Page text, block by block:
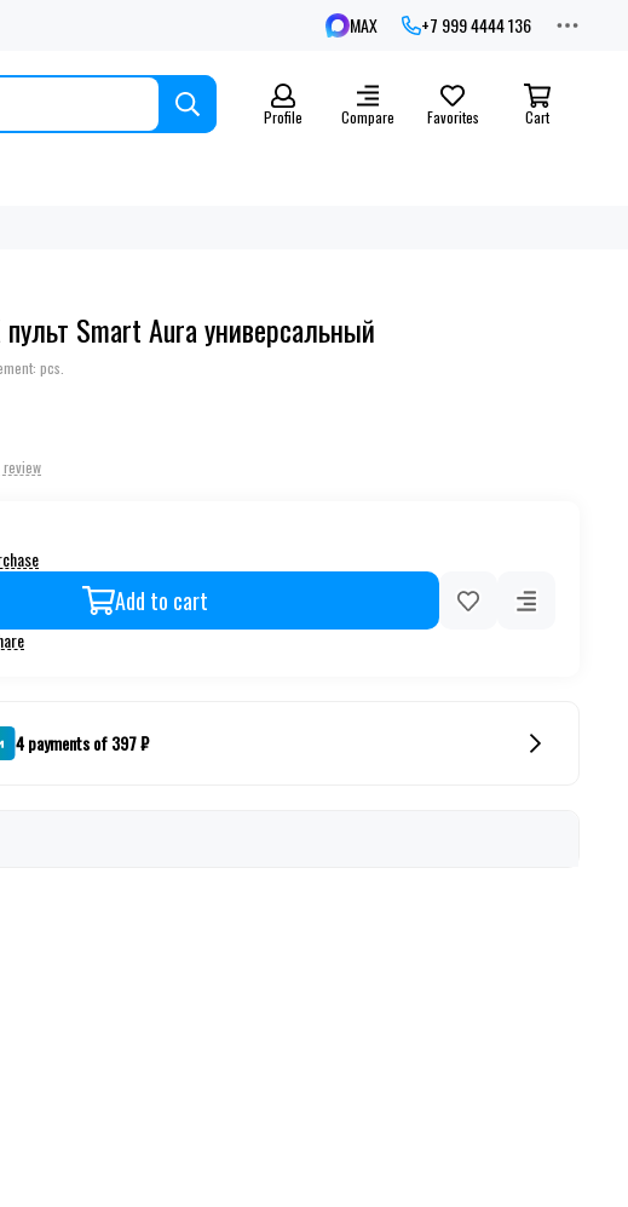
MAX +7 999 4444 136
Profile Compare Favorites Cart
Smart Aura универсальный
pcs.
review
Add to cart
4 payments of 397 ₽